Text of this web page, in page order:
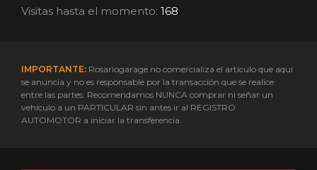
Visitas hasta el momento: 168
IMPORTANTE: Rosariogarage no comercializa el artículo que aquí
se anuncia y no es responsable por la transacción que se realice
entre las partes. Recomendamos NUNCA comprar ni señar un
vehículo a un PARTICULAR sin antes ir al REGISTRO
AUTOMOTOR a iniciar la transferencia.